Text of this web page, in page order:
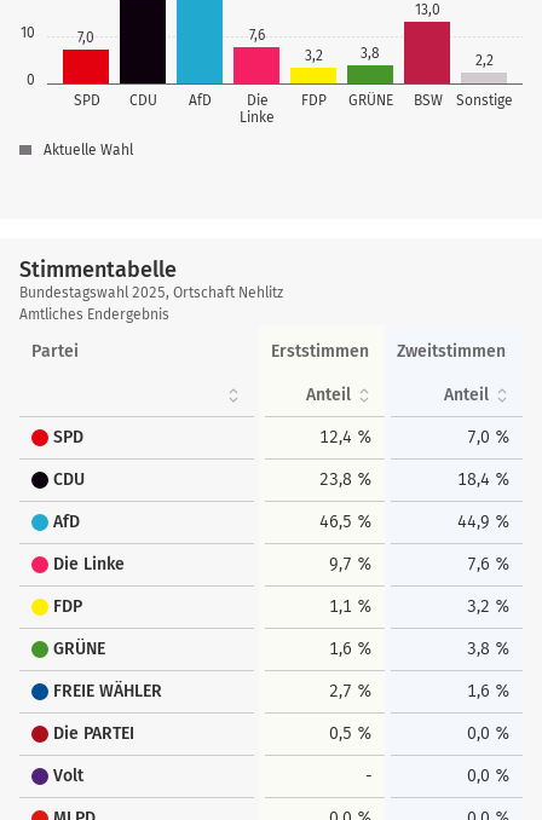
0
10
SPD CDU AfD
Die
Linke
FDP GRÜNE BSW Sonstige
7,0
7,6
3,2
3,8
13,0
2,2
Aktuelle Wahl
Stimmentabelle
Stimmentabelle
Bundestagswahl 2025, Ortschaft Nehlitz
Amtliches Endergebnis
Partei Erststimmen Zweitstimmen
Anteil Anteil
SPD 12,4 % 7,0 %
CDU 23,8 % 18,4 %
AfD 46,5 % 44,9 %
Die Linke 9,7 % 7,6 %
FDP 1,1 % 3,2 %
GRÜNE 1,6 % 3,8 %
FREIE WÄHLER 2,7 % 1,6 %
Die PARTEI 0,5 % 0,0 %
Volt - 0,0 %